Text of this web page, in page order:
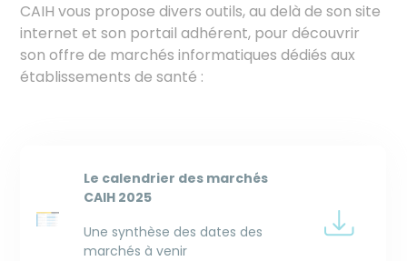
CAIH vous propose divers outils, au delà de son site
internet et son portail adhérent, pour découvrir
son offre de marchés informatiques dédiés aux
établissements de santé :
Image
Le calendrier des marchés
CAIH 2025
Une synthèse des dates des
marchés à venir
Image